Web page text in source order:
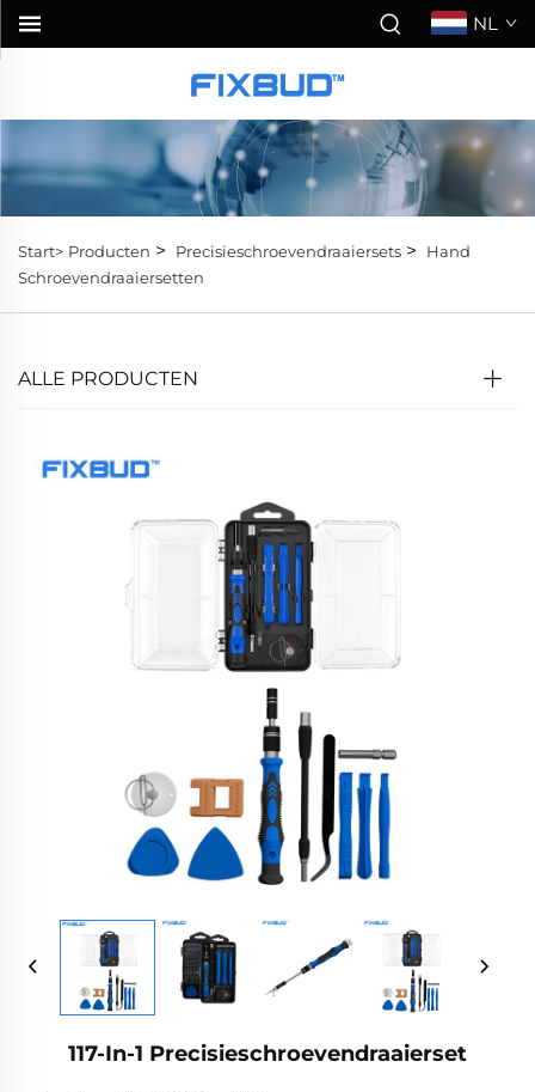
NL
Start> Producten > Precisieschroevendraaiersets >
Hand
Schroevendraaiersetten
ALLE PRODUCTEN
117-In-1 Precisieschroevendraaierset